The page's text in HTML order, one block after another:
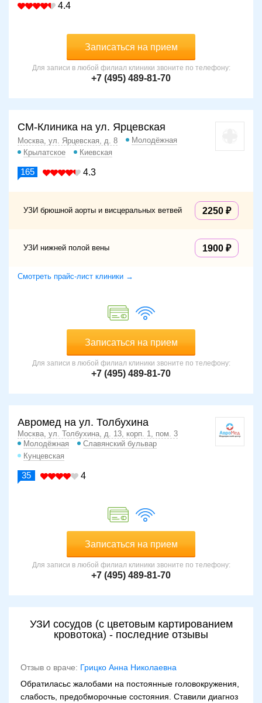
4.4
Записаться на прием
Для записи в любой филиал клиники звоните по телефону:
+7 (495) 489-81-70
СМ-Клиника на ул. Ярцевская
Москва, ул. Ярцевская, д. 8
Молодёжная
Крылатское
Киевская
165 4.3
УЗИ брюшной аорты и висцеральных ветвей 2250
УЗИ нижней полой вены 1900
Смотреть прайс-лист клиники →
Записаться на прием
Для записи в любой филиал клиники звоните по телефону:
+7 (495) 489-81-70
Авромед на ул. Толбухина
Москва, ул. Толбухина, д. 13, корп. 1, пом. 3
Молодёжная
Славянский бульвар
Кунцевская
35 4
Записаться на прием
Для записи в любой филиал клиники звоните по телефону:
+7 (495) 489-81-70
УЗИ сосудов (с цветовым картированием
кровотока) - последние отзывы
Отзыв о враче: Грицко Анна Николаевна
Обратиласьс жалобами на постоянные головокружения,
слабость, предобморочные состояния. Ставили диагноз